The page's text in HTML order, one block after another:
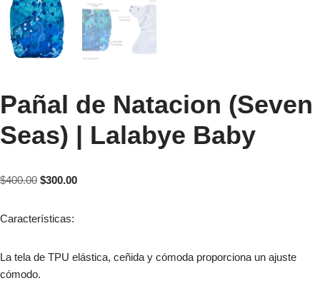
Pañal de Natacion (Seven
Seas) | Lalabye Baby
$400.00 $300.00
Características:
La tela de TPU elástica, ceñida y cómoda proporciona un ajuste
cómodo.